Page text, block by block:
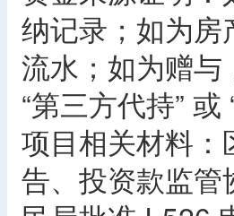
纳记录；如为
流水；如为赠
“第三方代持”
项目相关材料
告、投资款监